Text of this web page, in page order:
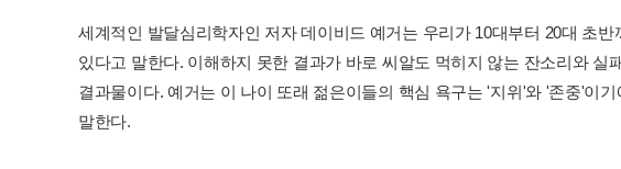
세계적인 발달심리학자인 저자 데이비드 예거는 우리가 10대부터 20대 초
있다고 말한다. 이해하지 못한 결과가 바로 씨알도 먹히지 않는 잔소리와 실
결과물이다. 예거는 이 나이 또래 젊은이들의 핵심 욕구는 '지위'와 '존중'이
말한다.